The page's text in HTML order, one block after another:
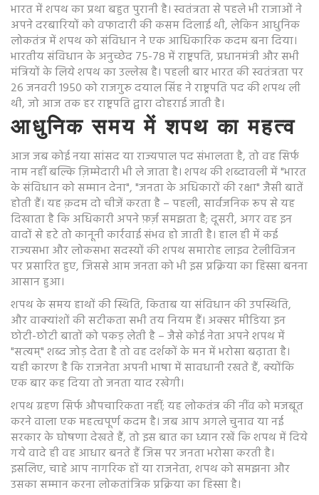
भारत में शपथ का प्रथा बहुत पुरानी है। स्वतंत्रता से पहले भी राजाओं ने
अपने दरबारियों को वफादारी की कसम दिलाई थी, लेकिन आधुनिक
लोकतंत्र में शपथ को संविधान ने एक आधिकारिक कदम बना दिया।
भारतीय संविधान के अनुच्छेद 75-78 में राष्ट्रपति, प्रधानमंत्री और सभी
मंत्रियों के लिये शपथ का उल्लेख है। पहली बार भारत की स्वतंत्रता पर
26 जनवरी 1950 को राजगुरु दयाल सिंह ने राष्ट्रपति पद की शपथ ली
थी, जो आज तक हर राष्ट्रपति द्वारा दोहराई जाती है।
आधुनिक समय में शपथ का महत्व
आज जब कोई नया सांसद या राज्यपाल पद संभालता है, तो वह सिर्फ
नाम नहीं बल्कि ज़िम्मेदारी भी ले जाता है। शपथ की शब्दावली में "भारत
के संविधान को सम्मान देना", "जनता के अधिकारों की रक्षा" जैसी बातें
होती हैं। यह क़दम दो चीजें करता है – पहली, सार्वजनिक रूप से यह
दिखाता है कि अधिकारी अपने फ़र्ज़ समझता है; दूसरी, अगर वह इन
वादों से हटे तो कानूनी कार्रवाई संभव हो जाती है। हाल ही में कई
राज्यसभा और लोकसभा सदस्यों की शपथ समारोह लाइव टेलीविजन
पर प्रसारित हुए, जिससे आम जनता को भी इस प्रक्रिया का हिस्सा बनना
आसान हुआ।
शपथ के समय हाथों की स्थिति, किताब या संविधान की उपस्थिति,
और वाक्यांशों की सटीकता सभी तय नियम हैं। अक्सर मीडिया इन
छोटी-छोटी बातों को पकड़ लेती है – जैसे कोई नेता अपने शपथ में
"सत्यम्" शब्द जोड़ देता है तो वह दर्शकों के मन में भरोसा बढ़ाता है।
यही कारण है कि राजनेता अपनी भाषा में सावधानी रखते हैं, क्योंकि
एक बार कह दिया तो जनता याद रखेगी।
शपथ ग्रहण सिर्फ औपचारिकता नहीं; यह लोकतंत्र की नींव को मजबूत
करने वाला एक महत्वपूर्ण कदम है। जब आप अगले चुनाव या नई
सरकार के घोषणा देखते हैं, तो इस बात का ध्यान रखें कि शपथ में दिये
गये वादे ही वह आधार बनते हैं जिस पर जनता भरोसा करती है।
इसलिए, चाहे आप नागरिक हों या राजनेता, शपथ को समझना और
उसका सम्मान करना लोकतांत्रिक प्रक्रिया का हिस्सा है।